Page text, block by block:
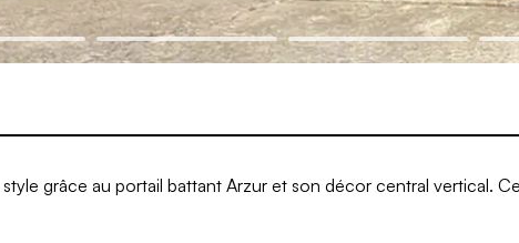
ton bois
bois
grâce au portail battant Arzur et son décor central vertical.